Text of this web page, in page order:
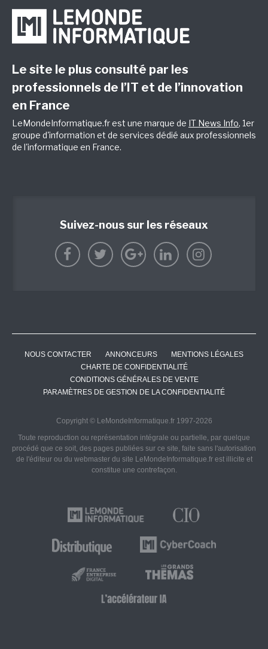
Le site le plus consulté par les
professionnels de l’IT et de l’innovation
en France
LeMondeInformatique.fr est une marque de IT News Info, 1er
groupe d'information et de services dédié aux professionnels
de l'informatique en France.
Suivez-nous sur les réseaux
NOUS CONTACTER ANNONCEURS
MENTIONS LÉGALES
CHARTE DE CONFIDENTIALITÉ
CONDITIONS GÉNÉRALES DE VENTE
PARAMÈTRES DE GESTION DE LA CONFIDENTIALITÉ
Copyright © LeMondeInformatique.fr 1997-2026
Toute reproduction ou représentation intégrale ou partielle, par quelque
procédé que ce soit, des pages publiées sur ce site, faite sans l'autorisation
de l'éditeur ou du webmaster du site LeMondeInformatique.fr est illicite et
constitue une contrefaçon.